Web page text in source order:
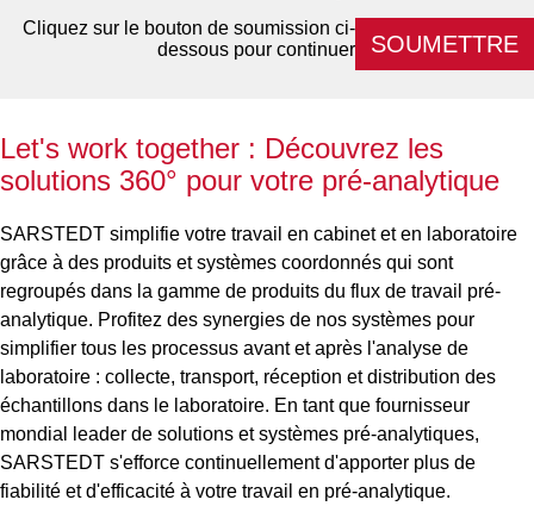
Cliquez sur le bouton de soumission ci-
dessous pour continuer
SOUMETTRE
Let's work together : Découvrez les
solutions 360° pour votre pré-analytique
SARSTEDT simplifie votre travail en cabinet et en laboratoire
grâce à des produits et systèmes coordonnés qui sont
regroupés dans la gamme de produits du flux de travail pré-
analytique. Profitez des synergies de nos systèmes pour
simplifier tous les processus avant et après l'analyse de
laboratoire : collecte, transport, réception et distribution des
échantillons dans le laboratoire. En tant que fournisseur
mondial leader de solutions et systèmes pré-analytiques,
SARSTEDT s'efforce continuellement d'apporter plus de
fiabilité et d'efficacité à votre travail en pré-analytique.